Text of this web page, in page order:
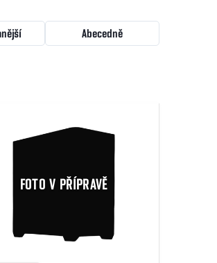
Abecedně
FOTO V PŘÍPRAVĚ